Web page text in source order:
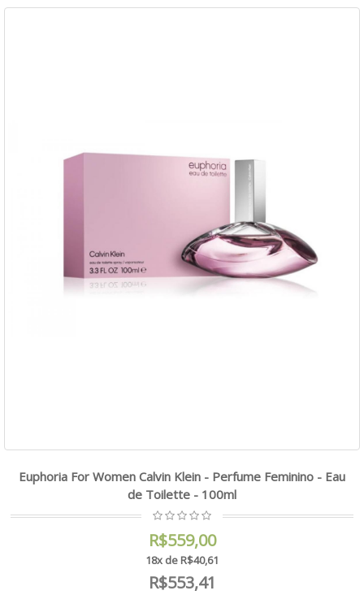
Euphoria For Women Calvin Klein - Perfume Feminino - Eau
de Toilette - 100ml
R$559,00
18x de R$40,61
R$553,41